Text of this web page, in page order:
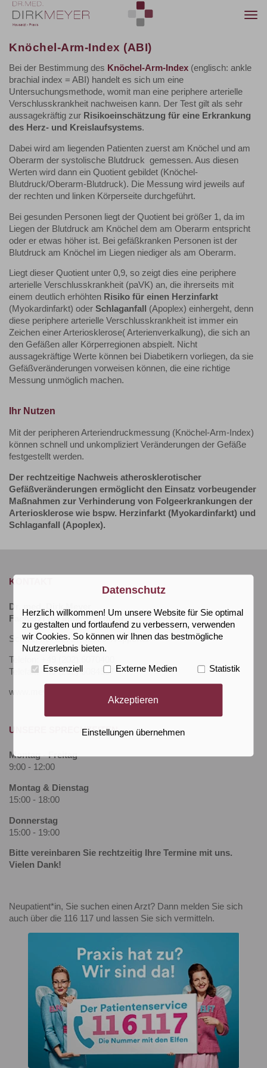
Knöchel-Arm-Index (ABI)
Bei der Bestimmung des Knöchel-Arm-Index (englisch: ankle
brachial index = ABI) handelt es sich um eine
Untersuchungsmethode, womit man eine periphere arterielle
Verschlusskrankheit nachweisen kann. Der Test gilt als sehr
aussagekräftig zur Risikoeinschätzung für eine Erkrankung
des Herz- und Kreislaufsystems.
Dabei wird am liegenden Patienten zuerst am Knöchel und am
Oberarm der systolische Blutdruck gemessen. Aus diesen
Werten wird dann ein Quotient gebildet (Knöchel-
Blutdruck/Oberarm-Blutdruck). Die Messung wird jeweils auf
der rechten und linken Körperseite durchgeführt.
Bei gesunden Personen liegt der Quotient bei größer 1, da im
Liegen der Blutdruck am Knöchel dem am Oberarm entspricht
oder er etwas höher ist. Bei gefäßkranken Personen ist der
Blutdruck am Knöchel im Liegen niediger als am Oberarm.
Liegt dieser Quotient unter 0,9, so zeigt dies eine periphere
arterielle Verschlusskrankheit (paVK) an, die ihrerseits mit
einem deutlich erhöhten Risiko für einen Herzinfarkt
(Myokardinfarkt) oder Schlaganfall (Apoplex) einhergeht, denn
diese periphere arterielle Verschlusskrankheit ist immer ein
Zeichen einer Arteriosklerose( Arterienverkalkung), die sich an
den Gefäßen aller Körperregionen abspielt. Nicht
aussagekräftige Werte können bei Diabetikern vorliegen, da sie
Gefäßveränderungen vorweisen können, die eine richtige
Messung unmöglich machen.
Ihr Nutzen
Mit der peripheren Arteriendruckmessung (Knöchel-Arm-Index)
können schnell und unkompliziert Veränderungen der Gefäße
festgestellt werden.
Der rechtzeitige Nachweis atherosklerotischer
Gefäßveränderungen ermöglicht den Einsatz vorbeugender
Maßnahmen zur Verhinderung von Folgeerkrankungen der
Arteriosklerose wie bspw. Herzinfarkt (Myokardinfarkt) und
Schlaganfall (Apoplex).
KONTAKT
Dr. med. Dirk Meyer
Facharzt für Innere Medizin
Schwelmer Str. 27 42389 Wuppertal
Telefon:
Telefax: +49 (202) 6084597
www.meyer-hausarzt-wuppertal.de
UNSERE SPRECHZEITEN
Montag - Freitag
9:00 - 12:00
Montag & Dienstag
15:00 - 18:00
Donnerstag
15:00 - 19:00
Bitte vereinbaren Sie rechtzeitig Ihre Termine mit uns.
Vielen Dank!
Neupatient*in, Sie suchen einen Arzt? Dann melden Sie sich
auch über die 116 117 und lassen Sie sich vermitteln.
Datenschutz
Herzlich willkommen! Um unsere Website für Sie optimal
zu gestalten und fortlaufend zu verbessern, verwenden
wir Cookies. So können wir Ihnen das bestmögliche
Nutzererlebnis bieten.
Essenziell Externe Medien Statistik
Akzeptieren
Einstellungen übernehmen